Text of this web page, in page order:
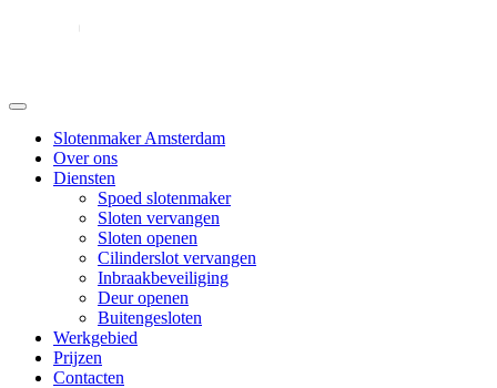
Slotenmaker Amsterdam
Over ons
Diensten
Spoed slotenmaker
Sloten vervangen
Sloten openen
Cilinderslot vervangen
Inbraakbeveiliging
Deur openen
Buitengesloten
Werkgebied
Prijzen
Contacten